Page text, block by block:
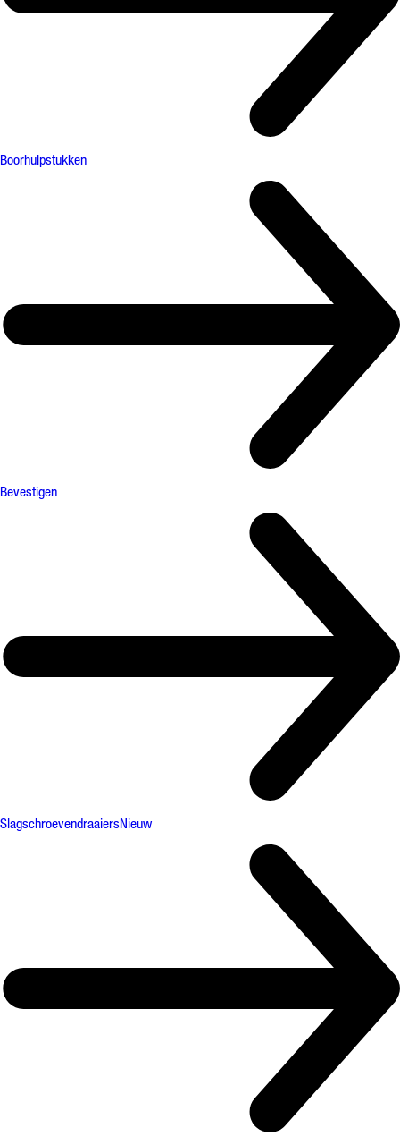
Boorhulpstukken
Bevestigen
SlagschroevendraaiersNieuw